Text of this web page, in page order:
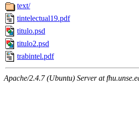
text/
tintelectual19.pdf
titulo.psd
titulo2.psd
trabintel.pdf
Apache/2.4.7 (Ubuntu) Server at